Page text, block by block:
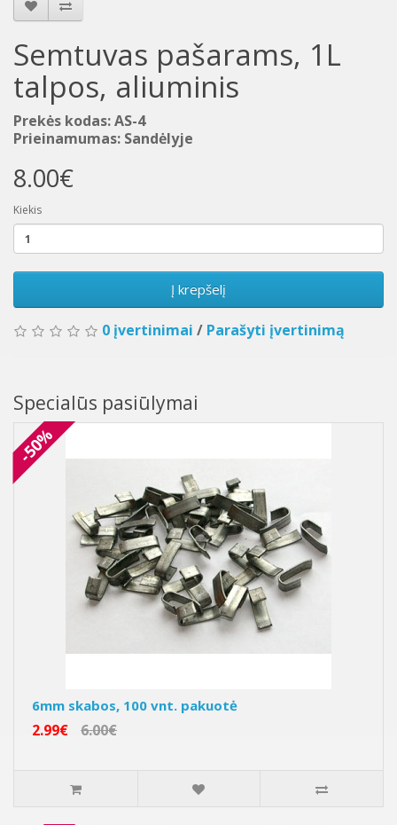
Semtuvas pašarams, 1L
talpos, aliuminis
Prekės kodas: AS-4
Prieinamumas: Sandėlyje
8.00€
Kiekis
Į krepšelį
0 įvertinimai / Parašyti įvertinimą
Specialūs pasiūlymai
-50%
6mm skabos, 100 vnt. pakuotė
2.99€ 6.00€